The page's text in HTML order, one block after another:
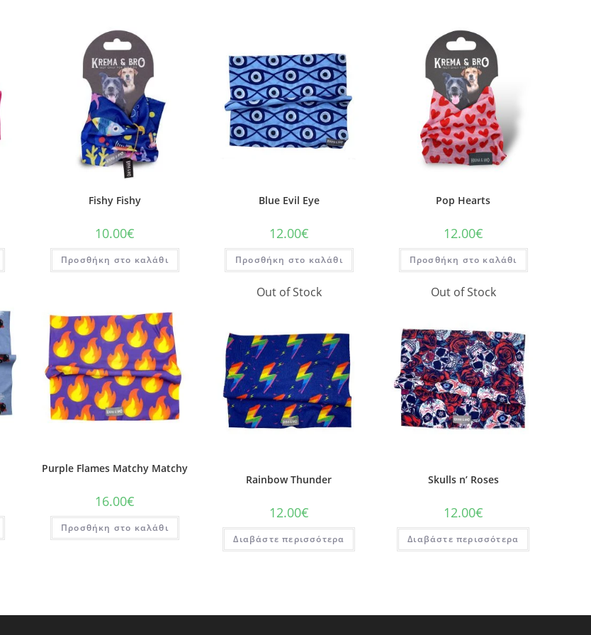
Fishy Fishy
10.00€
Προσθήκη στο καλάθι
Blue Evil Eye
12.00€
Προσθήκη στο καλάθι
Pop Hearts
12.00€
Προσθήκη στο καλάθι
Purple Flames Matchy Matchy
16.00€
Προσθήκη στο καλάθι
Out of Stock
Rainbow Thunder
12.00€
Διαβάστε περισσότερα
Out of Stock
Skulls n’ Roses
12.00€
Διαβάστε περισσότερα